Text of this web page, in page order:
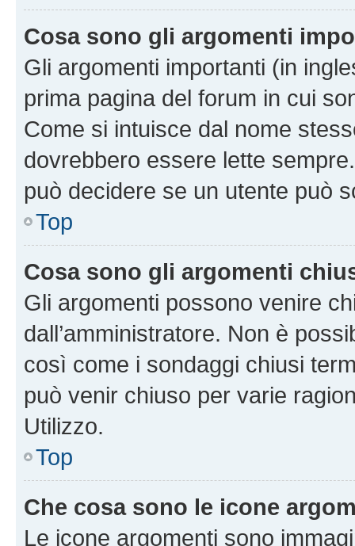
Cosa sono gli argomenti
Gli argomenti importanti (in
prima pagina del forum in cui
Come si intuisce dal nome
dovrebbero essere lette
può decidere se un utente può
Top
Cosa sono gli argomenti
Gli argomenti possono venire
dall’amministratore. Non è
così come i sondaggi chiusi
può venir chiuso per varie
Utilizzo.
Top
Che cosa sono le icone
Le icone argomenti sono